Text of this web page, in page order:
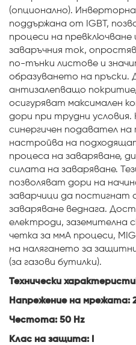
(опционално).
поддържана от IGBT,
процеси на превключване
заваръчния ток,
по-тънки листове и
образуването на пръски.
антизалепващо
осигуряват максимален
дори при трудни
синергичен подавател
настройва на
процеса на заваряване,
силата на заваряване.
позволяват дори на
заварчици да постигнат
заваряване веднага.
електроди, заземителна
четка за ммA процеси,
на налягането за
(за газови бутилки).
Технически
Напрежение на мрежата:
Честота: 50 Hz
Клас на защита: I